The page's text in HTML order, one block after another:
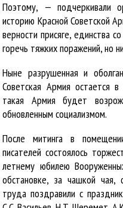
Поэтому, — подчеркивали
историю Красной Советской
верности присяге, единства
горечь тяжких поражений, но
Ныне разрушенная и
Советская Армия остается
такая Армия будет
обновленным социализмом.
После митинга в
писателей состоялось
летнему юбилею
обстановке, за чашкой
труда поздравили с